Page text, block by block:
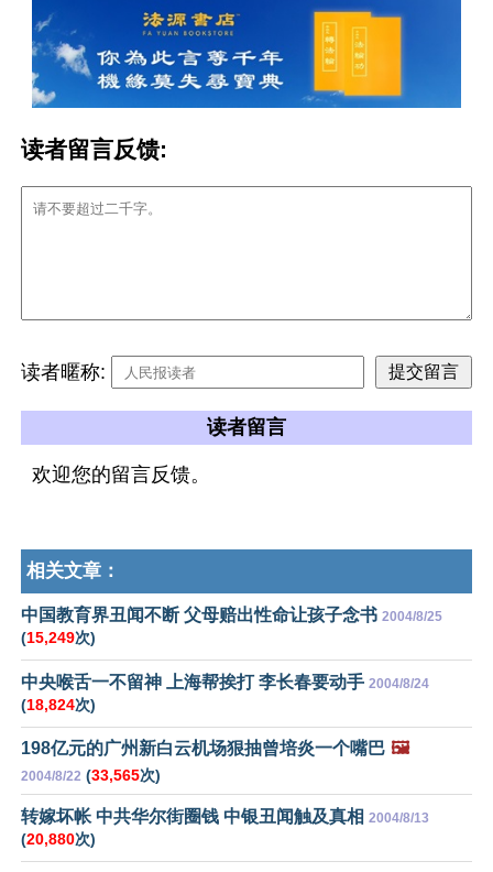
读者留言反馈:
读者暱称:
读者留言
欢迎您的留言反馈。
相关文章：
中国教育界丑闻不断 父母赔出性命让孩子念书 2004/8/25
(15,249次)
中央喉舌一不留神 上海帮挨打 李长春要动手 2004/8/24
(18,824次)
198亿元的广州新白云机场狠抽曾培炎一个嘴巴 🖼️
2004/8/22 (33,565次)
转嫁坏帐 中共华尔街圈钱 中银丑闻触及真相 2004/8/13
(20,880次)